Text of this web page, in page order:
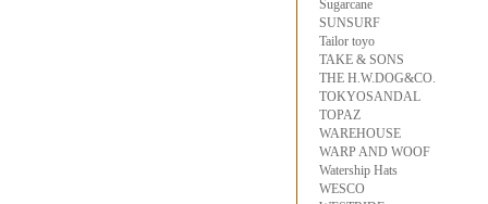
Sugarcane
SUNSURF
Tailor toyo
TAKE & SONS
THE H.W.DOG&CO.
TOKYOSANDAL
TOPAZ
WAREHOUSE
WARP AND WOOF
Watership Hats
WESCO